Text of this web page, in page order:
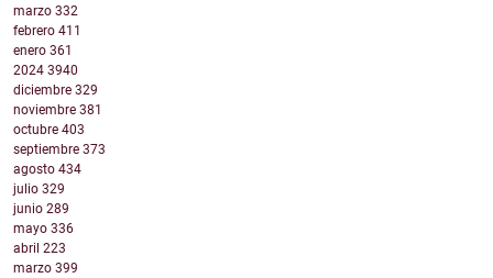
marzo 332
febrero 411
enero 361
2024 3940
diciembre 329
noviembre 381
octubre 403
septiembre 373
agosto 434
julio 329
junio 289
mayo 336
abril 223
marzo 399